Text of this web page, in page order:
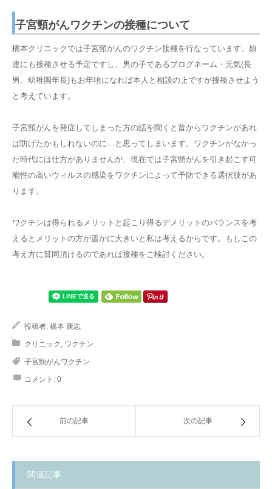
子宮頸がんワクチンの接種について
橋本クリニックでは子宮頸がんのワクチン接種を行なっています。娘
達にも接種させる予定ですし、男の子であるブログネーム・元気(長
男、幼稚園年長)もお年頃になれば本人と相談の上ですが接種させよう
と考えています。
子宮頸がんを発症してしまった方の話を聞くと昔からワクチンがあれ
ば防げたかもしれないのに…と思ってしまいます。ワクチンがなかっ
た時代には仕方がありませんが、現在では子宮頸がんを引き起こす可
能性の高いウィルスの感染をワクチンによって予防できる選択肢があ
ります。
ワクチンは得られるメリットと起こり得るデメリットのバランスを考
えるとメリットの方が遥かに大きいと私は考えるからです。もしこの
考え方に賛同頂けるのであれば接種をご検討ください。
投稿者: 橋本 康志
クリニック , ワクチン
子宮頸がんワクチン
コメント: 0
前の記事 次の記事
関連記事